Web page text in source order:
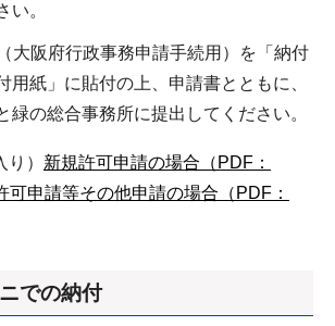
い。
大阪府行政事務申請手続用）を「納付
用紙」に貼付の上、申請書とともに、
緑の総合事務所に提出してください。
） 新規許可申請の場合（PDF：
可申請等その他申請の場合（PDF：
での納付